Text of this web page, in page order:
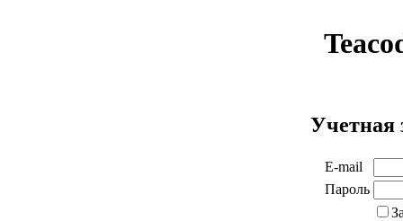
Учетная
E-mail
Пароль